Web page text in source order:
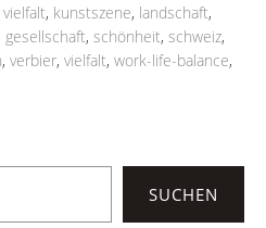
, kunstszene, landschaft,
, schönheit, schweiz,
, verbier, vielfalt, work-life-balance,
SUCHEN